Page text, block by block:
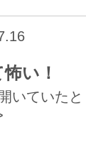
い！
いていた